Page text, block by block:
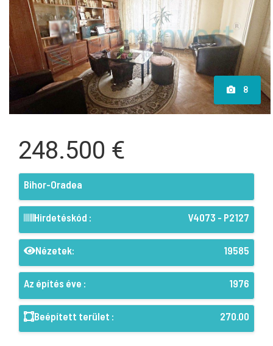
8
248.500 €
Bihor-Oradea
Hirdetéskód : V4073 - P2127
Nézetek: 19585
Az építés éve : 1976
Beépített terület : 270.00